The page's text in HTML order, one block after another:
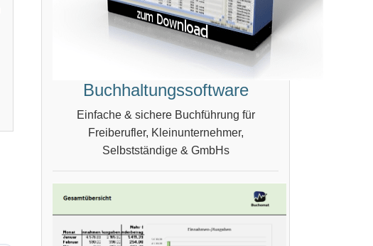
Buchhaltungssoftware
Einfache & sichere Buchführung für
Freiberufler, Kleinunternehmer,
Selbstständige & GmbHs